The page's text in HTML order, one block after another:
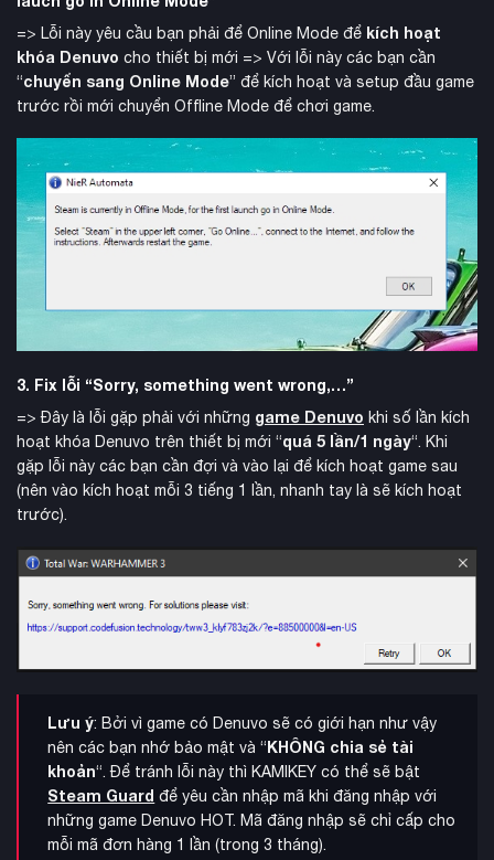
=> Lỗi này yêu cầu bạn phải để Online Mode để kích hoạt
khóa Denuvo cho thiết bị mới => Với lỗi này các bạn cần
“chuyển sang Online Mode” để kích hoạt và setup đầu game
trước rồi mới chuyển Offline Mode để chơi game.
3. Fix lỗi “Sorry, something went wrong,…”
=> Đây là lỗi gặp phải với những game Denuvo khi số lần kích
hoạt khóa Denuvo trên thiết bị mới “quá 5 lần/1 ngày“. Khi
gặp lỗi này các bạn cần đợi và vào lại để kích hoạt game sau
(nên vào kích hoạt mỗi 3 tiếng 1 lần, nhanh tay là sẽ kích hoạt
trước).
Lưu ý: Bởi vì game có Denuvo sẽ có giới hạn như vậy
nên các bạn nhớ bảo mật và “KHÔNG chia sẻ tài
khoản“. Để tránh lỗi này thì KAMIKEY có thể sẽ bật
Steam Guard để yêu cần nhập mã khi đăng nhập với
những game Denuvo HOT. Mã đăng nhập sẽ chỉ cấp cho
mỗi mã đơn hàng 1 lần (trong 3 tháng).